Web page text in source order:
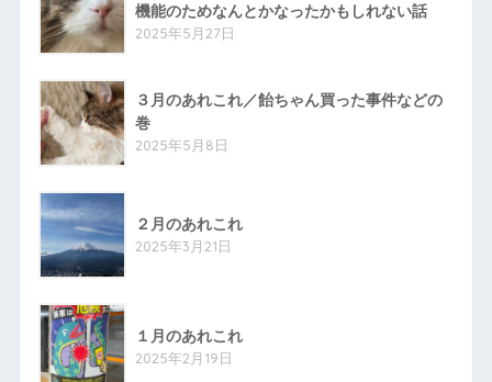
機能のためなんとかなったかもしれない話
2025年5月27日
３月のあれこれ／飴ちゃん買った事件などの
巻
2025年5月8日
２月のあれこれ
2025年3月21日
１月のあれこれ
2025年2月19日